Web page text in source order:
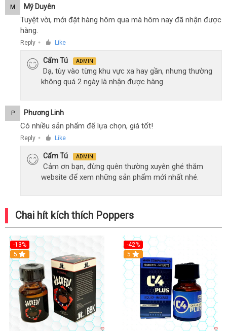
M Mỹ Duyên
Tuyệt vời, mới đặt hàng hôm qua mà hôm nay đã nhận được
hàng.
Reply ● Like
Cẩm Tú ADMIN
Dạ, tùy vào từng khu vực xa hay gần, nhưng thường
không quá 2 ngày là nhận được hàng
P Phương Linh
Có nhiều sản phẩm để lựa chọn, giá tốt!
Reply ● Like
Cẩm Tú ADMIN
Cảm ơn bạn, đừng quên thường xuyên ghé thăm
website để xem những sản phẩm mới nhất nhé.
Chai hít kích thích Poppers
-13%
5
-42%
5